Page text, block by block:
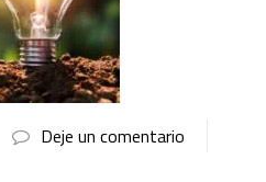
Deje un comentario